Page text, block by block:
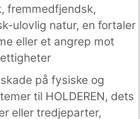
fremmedfjendsk,
ulovlig natur, en fortaler
eller et angrep mot
på fysiske og
til HOLDEREN, dets
eller tredjeparter,